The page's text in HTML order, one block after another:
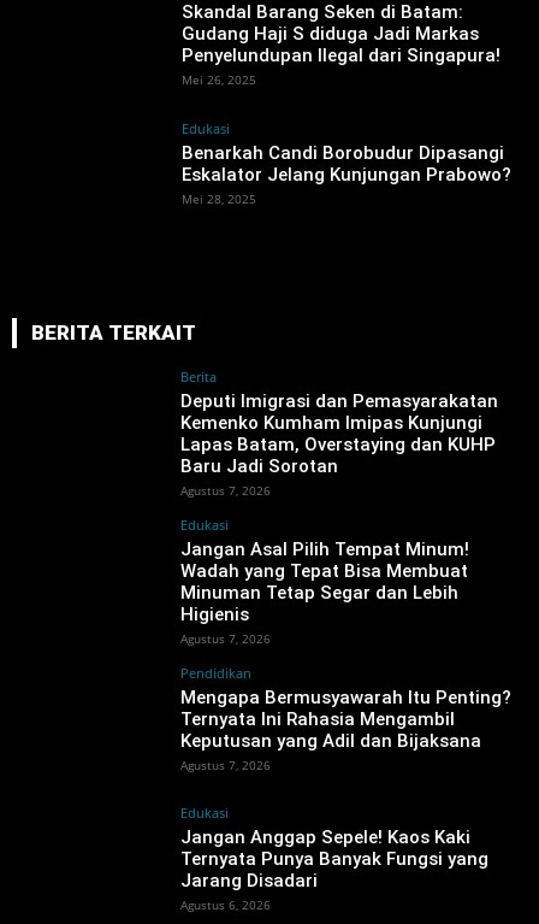
Skandal Barang Seken di Batam:
Gudang Haji S diduga Jadi Markas
Penyelundupan Ilegal dari Singapura!
Mei 26, 2025
Edukasi
Benarkah Candi Borobudur Dipasangi
Eskalator Jelang Kunjungan Prabowo?
Mei 28, 2025
BERITA TERKAIT
Berita
‎Deputi Imigrasi dan Pemasyarakatan
Kemenko Kumham Imipas Kunjungi
Lapas Batam, Overstaying dan KUHP
Baru Jadi Sorotan
Agustus 7, 2026
Edukasi
Jangan Asal Pilih Tempat Minum!
Wadah yang Tepat Bisa Membuat
Minuman Tetap Segar dan Lebih
Higienis
Agustus 7, 2026
Pendidikan
Mengapa Bermusyawarah Itu Penting?
Ternyata Ini Rahasia Mengambil
Keputusan yang Adil dan Bijaksana
Agustus 7, 2026
Edukasi
Jangan Anggap Sepele! Kaos Kaki
Ternyata Punya Banyak Fungsi yang
Jarang Disadari
Agustus 6, 2026